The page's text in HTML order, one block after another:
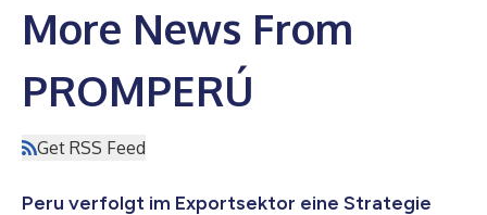
More News From
PROMPERÚ
Get RSS Feed
Peru verfolgt im Exportsektor eine Strategie